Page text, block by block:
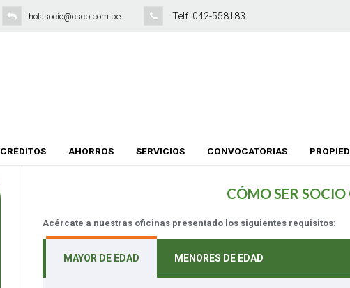
holasocio@cscb.com.pe Telf. 042-558183
CRÉDITOS AHORROS SERVICIOS CONVOCATORIAS
CÓMO SER SOCIO
Acércate a nuestras oficinas presentado los siguientes requisitos:
MAYOR DE EDAD MENORES DE EDAD